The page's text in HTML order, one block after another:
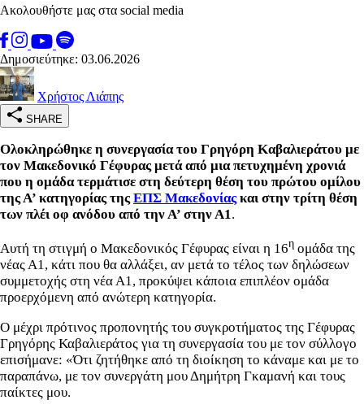
Ακολουθήστε μας στα social media
Δημοσιεύτηκε: 03.06.2026
Χρήστος Λιάπης
SHARE
Ολοκληρώθηκε η συνεργασία του Γρηγόρη Καβαλιεράτου με
τον Μακεδονικό Γέφυρας μετά από μια πετυχημένη χρονιά
που η ομάδα τερμάτισε στη δεύτερη θέση του πρώτου ομίλου
της Α’ κατηγορίας τηςΕΠΣ Μακεδονίαςκαι στην τρίτη θέση
των πλέι οφ ανόδου από την Α’ στην Α1.
Αυτή τη στιγμή ο Μακεδονικός Γέφυρας είναι η 16η ομάδα της
νέας Α1, κάτι που θα αλλάξει, αν μετά το τέλος των δηλώσεων
συμμετοχής στη νέα Α1, προκύψει κάποια επιπλέον ομάδα
προερχόμενη από ανώτερη κατηγορία.
Ο μέχρι πρότινος προπονητής του συγκροτήματος της Γέφυρας
Γρηγόρης Καβαλιεράτος για τη συνεργασία του με τον σύλλογο
επισήμανε: «Ότι ζητήθηκε από τη διοίκηση το κάναμε και με το
παραπάνω, με τον συνεργάτη μου Δημήτρη Γκαμανή και τους
παίκτες μου.